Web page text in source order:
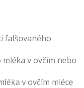
falšovaného
v ovčím nebo
v ovčím mléce